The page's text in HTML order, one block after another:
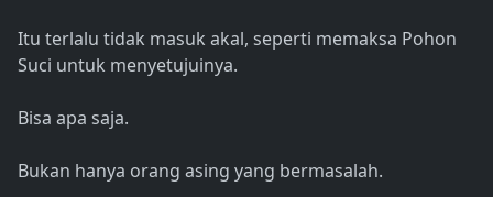
Itu terlalu tidak masuk akal, seperti memaksa Pohon
Suci untuk menyetujuinya.
Bisa apa saja.
Bukan hanya orang asing yang bermasalah.